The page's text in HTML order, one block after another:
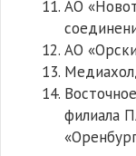
АО
АО
филиала